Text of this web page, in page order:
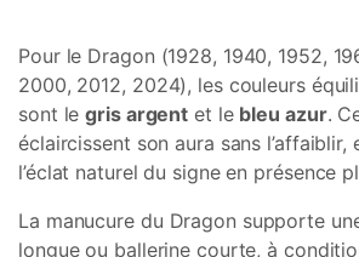
Pour le Dragon (1928, 1940, 1952,
2000, 2012, 2024), les couleurs
sont legris argent et le bleu azur.
éclaircissent son aura sans l’affaiblir,
l’éclat naturel du signe en présence
La manucure du Dragon supporte
longue ou ballerine courte, à